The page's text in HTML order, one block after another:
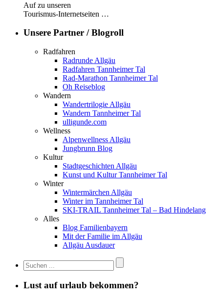
Auf zu unseren
Tourismus-Internetseiten …
Unsere Partner / Blogroll
Radfahren
Radrunde Allgäu
Radfahren Tannheimer Tal
Rad-Marathon Tannheimer Tal
Oh Reiseblog
Wandern
Wandertrilogie Allgäu
Wandern Tannheimer Tal
ulligunde.com
Wellness
Alpenwellness Allgäu
Jungbrunn Blog
Kultur
Stadtgeschichten Allgäu
Kunst und Kultur Tannheimer Tal
Winter
Wintermärchen Allgäu
Winter im Tannheimer Tal
SKI-TRAIL Tannheimer Tal – Bad Hindelang
Alles
Blog Familienbayern
Mit der Familie im Allgäu
Allgäu Ausdauer
Lust auf urlaub bekommen?